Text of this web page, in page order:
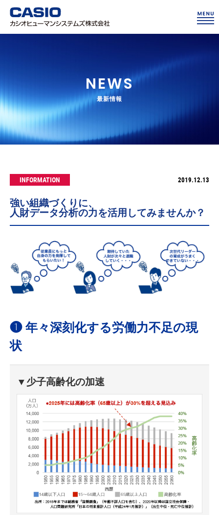
NEWS
最新情報
INFORMATION 2019.12.13
強い組織づくりに、
人財データ分析の力を活用してみませんか？
❶ 年々深刻化する労働力不足の現
状
▼少子高齢化の加速